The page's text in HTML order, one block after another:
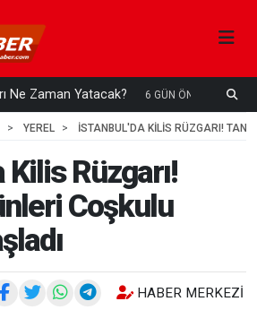
Ne Zaman Yatacak? 6 GÜN ÖNCE
YEREL İSTANBUL'DA KILIS RÜZGARI!
Rüzgarı!
Coşkulu
HABER MERKEZI